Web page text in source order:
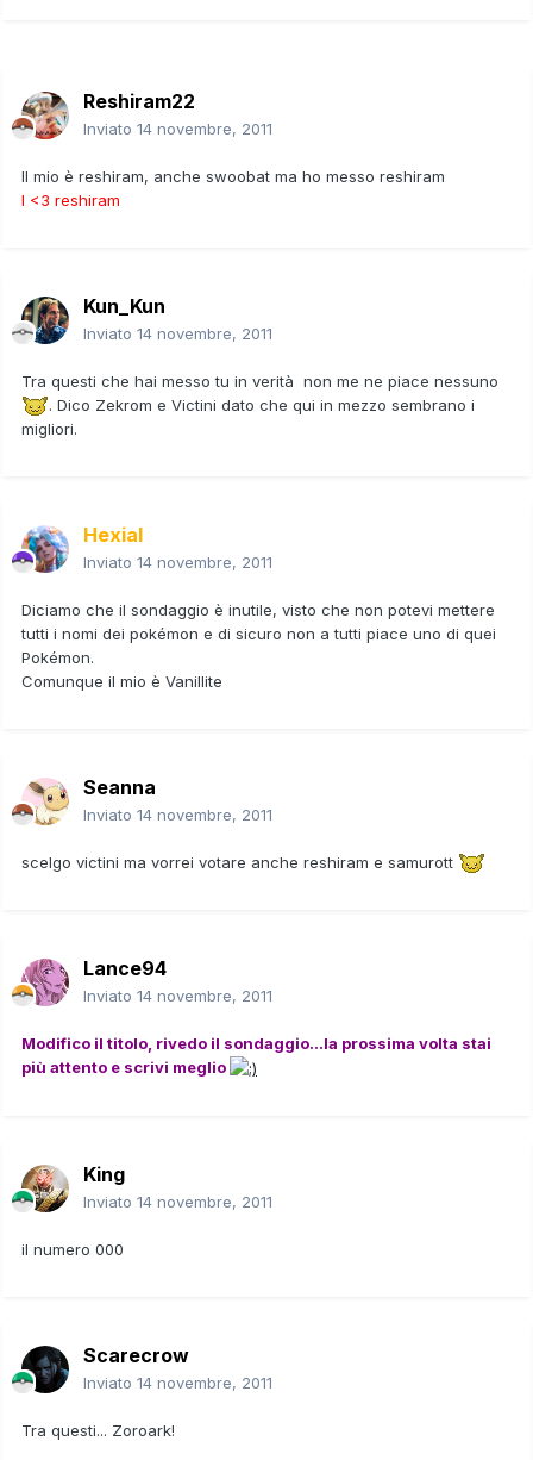
Reshiram22
Inviato 14 novembre, 2011
Il mio è reshiram, anche swoobat ma ho messo reshiram
I <3 reshiram
Kun_Kun
Inviato 14 novembre, 2011
Tra questi che hai messo tu in verità non me ne piace nessuno
. Dico Zekrom e Victini dato che qui in mezzo sembrano i
migliori.
Hexial
Inviato 14 novembre, 2011
Diciamo che il sondaggio è inutile, visto che non potevi mettere
tutti i nomi dei pokémon e di sicuro non a tutti piace uno di quei
Pokémon.
Comunque il mio è Vanillite
Seanna
Inviato 14 novembre, 2011
scelgo victini ma vorrei votare anche reshiram e samurott
Lance94
Inviato 14 novembre, 2011
Modifico il titolo, rivedo il sondaggio...la prossima volta stai
più attento e scrivi meglio
King
Inviato 14 novembre, 2011
il numero 000
Scarecrow
Inviato 14 novembre, 2011
Tra questi... Zoroark!